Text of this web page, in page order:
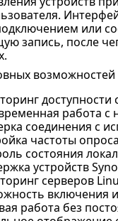
или
запись, после
доступности
работа с
соединения с
частоты
состояния
устройств
серверов
включения
работа без